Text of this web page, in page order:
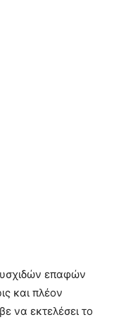
επαφών
και πλέον
να εκτελέσει το